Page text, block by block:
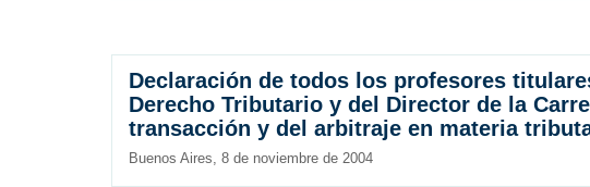
Declaración de todos los profesores
Derecho Tributario y del Director de la
transacción y del arbitraje en materia
Buenos Aires, 8 de noviembre de 2004